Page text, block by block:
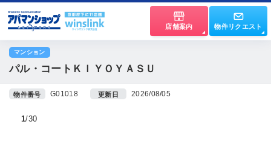
店舗案内 物件リクエスト
マンション
パル・コートＫＩＹＯＹＡＳＵ
物件番号 G01018 更新日 2026/08/05
1 30